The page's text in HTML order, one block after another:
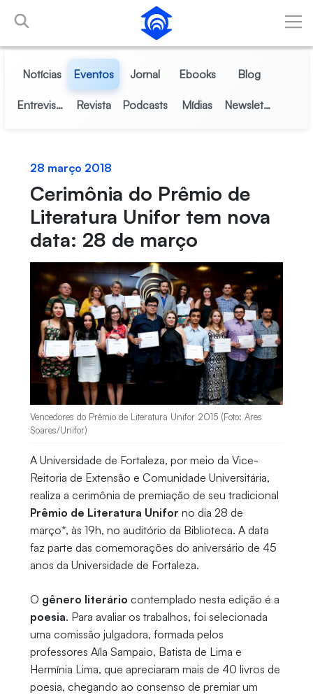
Pular para o Conteúdo principal
Notícias Eventos Jornal Ebooks Blog
Entrevistas Revista Podcasts Mídias Newsletter
28 março 2018
Cerimônia do Prêmio de
Literatura Unifor tem nova
data: 28 de março
Vencedores do Prêmio de Literatura Unifor 2015 (Foto: Ares
Soares/Unifor)
A Universidade de Fortaleza, por meio da Vice-
Reitoria de Extensão e Comunidade Universitária,
realiza a cerimônia de premiação de seu tradicional
Prêmio de Literatura Unifor no dia 28 de
março*, às 19h, no auditório da Biblioteca. A data
faz parte das comemorações do aniversário de 45
anos da Universidade de Fortaleza.
O gênero literário contemplado nesta edição é a
poesia. Para avaliar os trabalhos, foi selecionada
uma comissão julgadora, formada pelos
professores Aíla Sampaio, Batista de Lima e
Hermínia Lima, que apreciaram mais de 40 livros de
poesia, chegando ao consenso de premiar um